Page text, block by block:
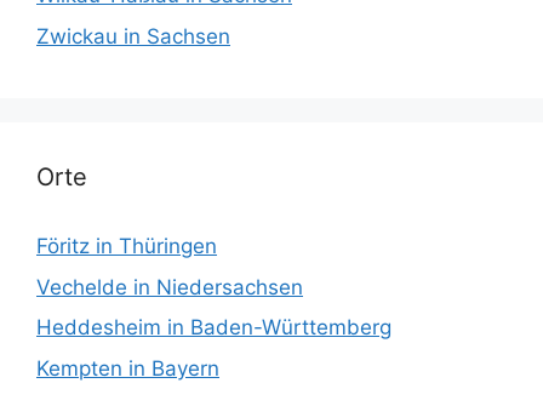
Zwickau in Sachsen
Orte
Föritz in Thüringen
Vechelde in Niedersachsen
Heddesheim in Baden-Württemberg
Kempten in Bayern